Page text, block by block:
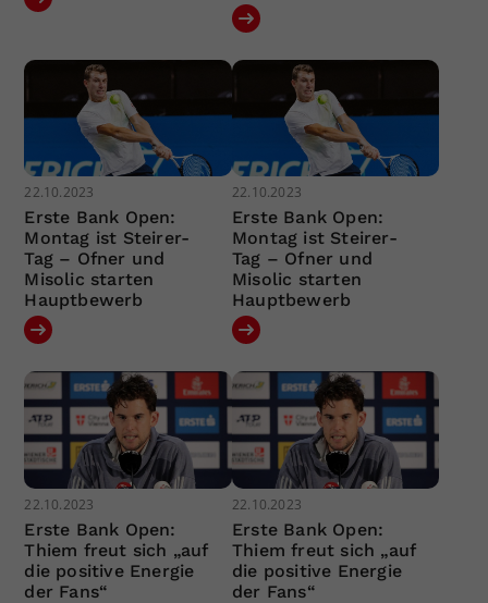
22.10.2023
Erste Bank Open:
Montag ist Steirer-
Tag – Ofner und
Misolic starten
Hauptbewerb
22.10.2023
Erste Bank Open:
Montag ist Steirer-
Tag – Ofner und
Misolic starten
Hauptbewerb
22.10.2023
Erste Bank Open:
Thiem freut sich „auf
die positive Energie
der Fans“
22.10.2023
Erste Bank Open:
Thiem freut sich „auf
die positive Energie
der Fans“